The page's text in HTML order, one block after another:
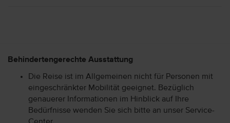
Behindertengerechte Ausstattung
Die Reise ist im Allgemeinen nicht für Personen mit
eingeschränkter Mobilität geeignet. Bezüglich
genauerer Informationen im Hinblick auf Ihre
Bedürfnisse wenden Sie sich bitte an unser Service-